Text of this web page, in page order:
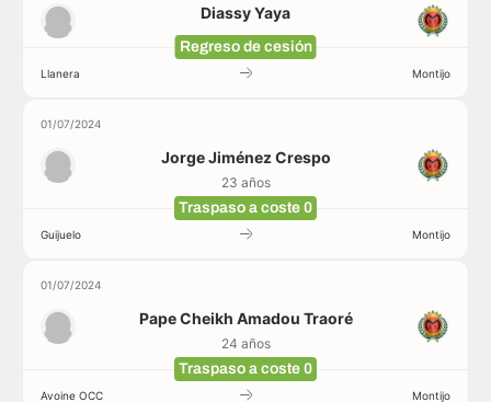
Diassy Yaya
Regreso de cesión
Llanera Montijo
01/07/2024
Jorge Jiménez Crespo
23 años
Traspaso a coste 0
Guijuelo Montijo
01/07/2024
Pape Cheikh Amadou Traoré
24 años
Traspaso a coste 0
Avoine OCC Montijo